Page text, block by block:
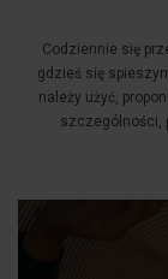
Codziennie się
gdzieś się
należy użyć,
szczególności,